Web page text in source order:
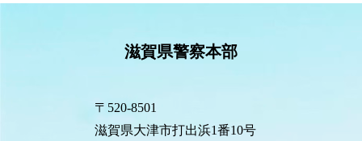
滋賀県警察本部
〒520-8501
滋賀県大津市打出浜1番10号